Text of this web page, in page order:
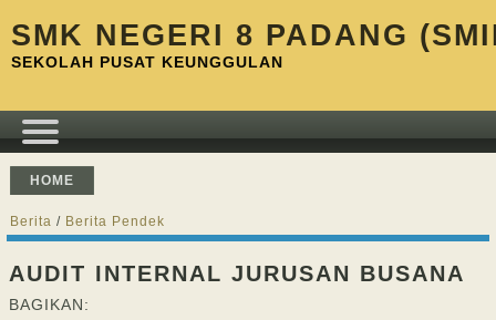
SMK NEGERI 8 PADANG
SEKOLAH PUSAT KEUNGGULAN
HOME
Berita / Berita Pendek
AUDIT INTERNAL JURUSAN BUSANA
BAGIKAN: